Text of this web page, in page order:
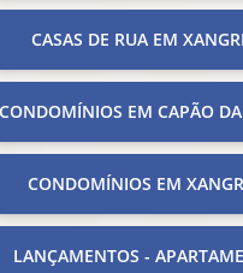
CASAS DE RUA EM
CONDOMÍNIOS EM CAPÃO
CONDOMÍNIOS EM
LANÇAMENTOS -